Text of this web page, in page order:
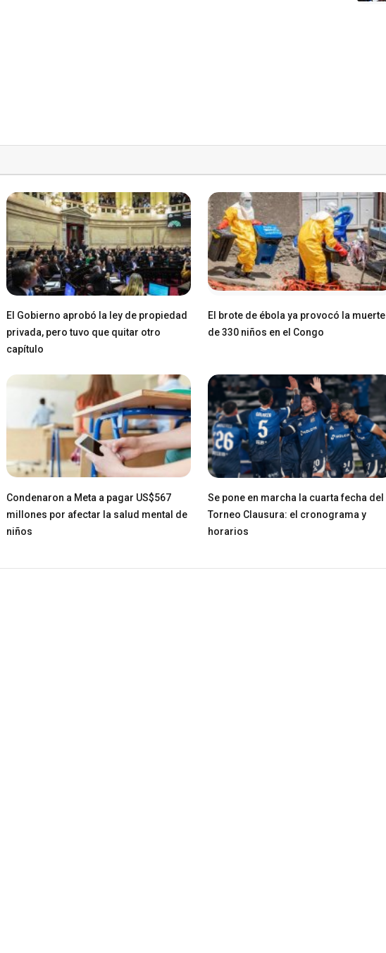
El Gobierno aprobó la ley de propiedad
privada, pero tuvo que quitar otro
capítulo
El brote de ébola ya provocó la muerte
de 330 niños en el Congo
Condenaron a Meta a pagar US$567
millones por afectar la salud mental de
niños
Se pone en marcha la cuarta fecha del
Torneo Clausura: el cronograma y
horarios